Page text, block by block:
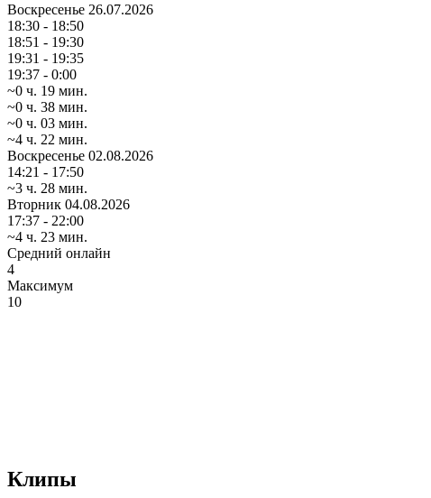
Воскресенье 26.07.2026
18:30 - 18:50
18:51 - 19:30
19:31 - 19:35
19:37 - 0:00
~0 ч. 19 мин.
~0 ч. 38 мин.
~0 ч. 03 мин.
~4 ч. 22 мин.
Воскресенье 02.08.2026
14:21 - 17:50
~3 ч. 28 мин.
Вторник 04.08.2026
17:37 - 22:00
~4 ч. 23 мин.
Средний онлайн
4
Максимум
10
Клипы